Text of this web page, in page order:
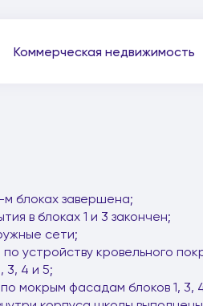
Коммерческая недвижимость
блоках завершена;
в блоках 1 и 3 закончен;
сети;
устройству кровельного
3, 4 и 5;
мокрым фасадам блоков 1, 3,